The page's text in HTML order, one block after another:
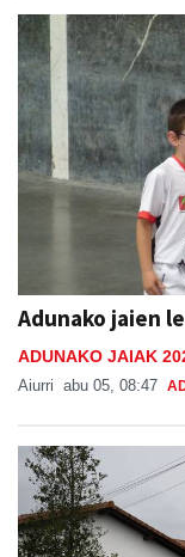
Adunako jaien
ADUNAKO JAIAK
Aiurri abu 05, 08:47